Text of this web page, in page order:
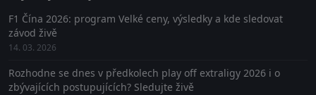
F1 Čína 2026: program Velké ceny, výsledky a kde sledovat
závod živě
14. 03. 2026
Rozhodne se dnes v předkolech play off extraligy 2026 i o
zbývajících postupujících? Sledujte živě